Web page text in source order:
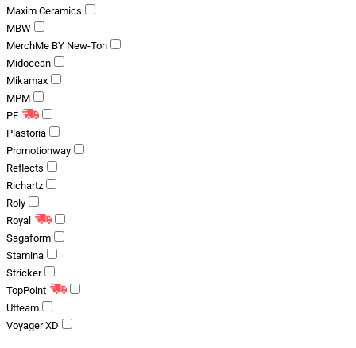
Maxim Ceramics
MBW
MerchMe BY New-Ton
Midocean
Mikamax
MPM
PF
Plastoria
Promotionway
Reflects
Richartz
Roly
Royal
Sagaform
Stamina
Stricker
TopPoint
Utteam
Voyager XD